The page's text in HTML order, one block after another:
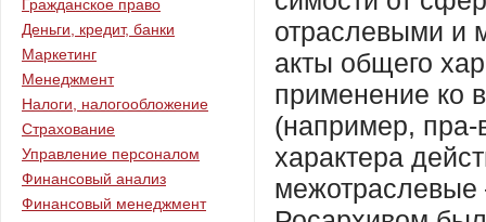
отраслевыми и
акты общего
применение ко
(например, пра-
характера
межотраслевые
Гражданское право
Деньги, кредит, банки
Маркетинг
Менеджмент
Налоги, налогообложение
Страхование
Управление персоналом
Финансовый анализ
Финансовый менеджмент